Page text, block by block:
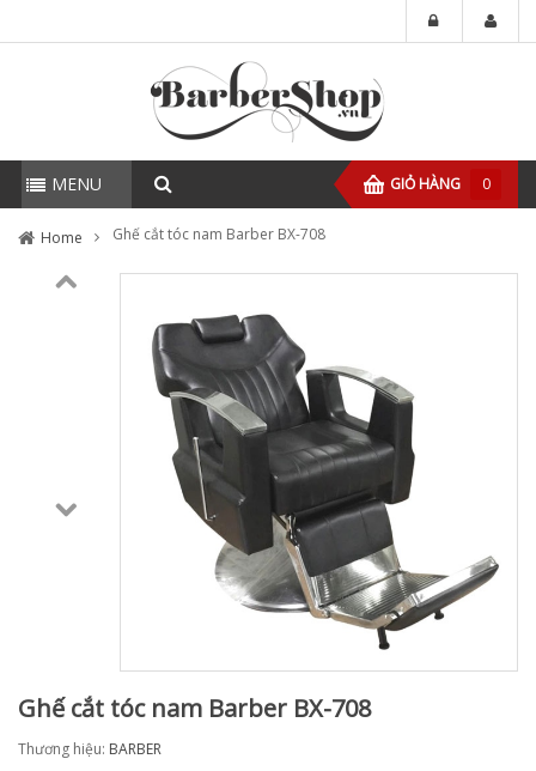
MENU GIỎ HÀNG 0
Home Ghế cắt tóc nam Barber BX-708
Ghế cắt tóc nam Barber BX-708
Thương hiệu: BARBER